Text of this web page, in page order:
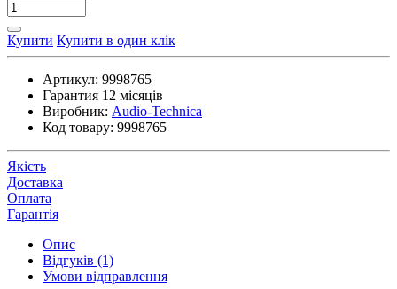
Купити Купити в один клік
Артикул: 9998765
Гарантия 12 місяців
Виробник: Audio-Technica
Код товару: 9998765
Якість
Доставка
Оплата
Гарантія
Опис
Відгуків (1)
Умови відправлення